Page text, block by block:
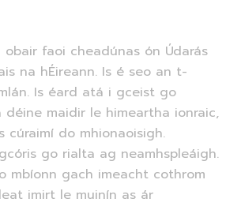
obair faoi cheadúnas ón Údarás
na hÉireann. Is é seo an t-
Is éard atá i gceist go
maidir le himeartha ionraic,
cúraimí do mhionaoisigh.
go rialta ag neamhspleáigh.
mbíonn gach imeacht cothrom
imirt le muinín as ár